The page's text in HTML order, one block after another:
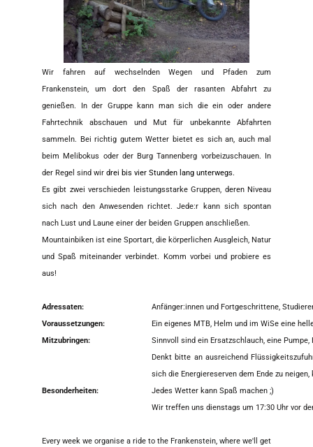
Wir fahren auf wechselnden Wegen und Pfaden zum
Frankenstein, um dort den Spaß der rasanten Abfahrt zu
genießen. In der Gruppe kann man sich die ein oder andere
Fahrtechnik abschauen und Mut für unbekannte Abfahrten
sammeln. Bei richtig gutem Wetter bietet es sich an, auch mal
beim Melibokus oder der Burg Tannenberg vorbeizuschauen. In
der Regel sind wir drei bis vier Stunden lang unterwegs.
Es gibt zwei verschieden leistungsstarke Gruppen, deren Niveau
sich nach den Anwesenden richtet. Jede:r kann sich spontan
nach Lust und Laune einer der beiden Gruppen anschließen.
Mountainbiken ist eine Sportart, die körperlichen Ausgleich, Natur
und Spaß miteinander verbindet. Komm vorbei und probiere es
aus!
Adressaten:
Anfänger:innen und Fortgeschrittene,
Voraussetzungen:
Ein eigenes MTB, Helm und im WiSe eine
Mitzubringen:
Sinnvoll sind ein Ersatzschlauch, eine
Denkt bitte an ausreichend
sich die Energiereserven dem Ende zu
Besonderheiten:
Jedes Wetter kann Spaß machen ;)
Wir treffen uns dienstags um 17:30 Uhr vor
Every week we organise a ride to the Frankenstein, where we'll get